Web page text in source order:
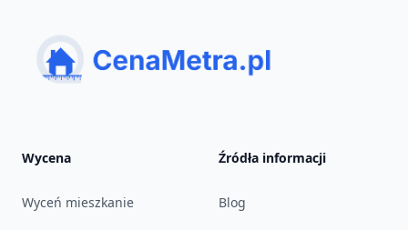
Wycena
Wyceń mieszkanie
Źródła informacji
Blog